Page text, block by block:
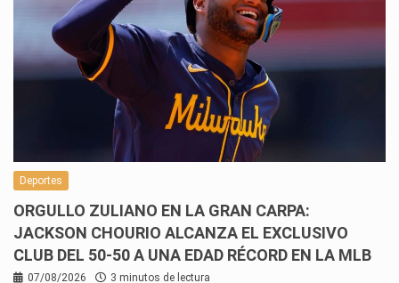
Deportes
ORGULLO ZULIANO EN LA GRAN CARPA:
JACKSON CHOURIO ALCANZA EL EXCLUSIVO
CLUB DEL 50-50 A UNA EDAD RÉCORD EN LA MLB
07/08/2026 3 minutos de lectura